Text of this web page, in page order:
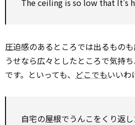
圧迫感のあるところでは出るもの
うせなら広々としたところで気持
です。といっても、 どこでもいいわ
自宅の屋根でうんこをくり返